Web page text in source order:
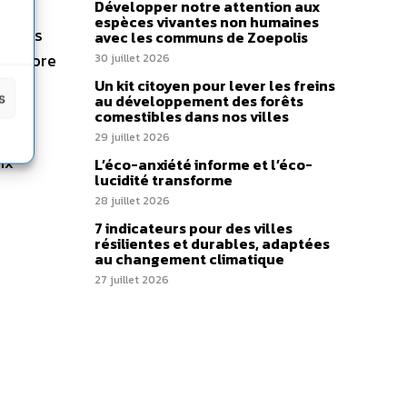
Développer notre attention aux
espèces vivantes non humaines
avec les communs de Zoepolis
30 juillet 2026
Un kit citoyen pour lever les freins
au développement des forêts
comestibles dans nos villes
29 juillet 2026
L’éco-anxiété informe et l’éco-
lucidité transforme
28 juillet 2026
7 indicateurs pour des villes
résilientes et durables, adaptées
au changement climatique
27 juillet 2026